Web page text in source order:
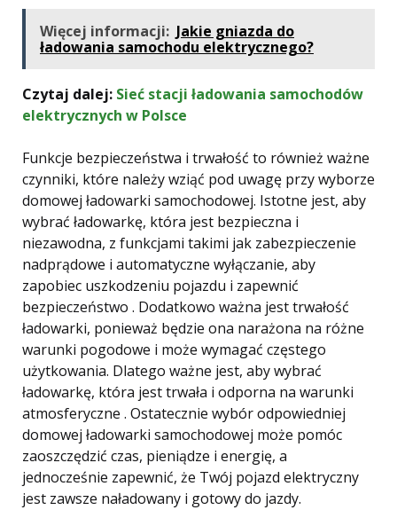
Więcej informacji: Jakie gniazda do
ładowania samochodu elektrycznego?
Czytaj dalej: Sieć stacji ładowania samochodów
elektrycznych w Polsce
Funkcje bezpieczeństwa i trwałość to również ważne
czynniki, które należy wziąć pod uwagę przy wyborze
domowej ładowarki samochodowej. Istotne jest, aby
wybrać ładowarkę, która jest bezpieczna i
niezawodna, z funkcjami takimi jak zabezpieczenie
nadprądowe i automatyczne wyłączanie, aby
zapobiec uszkodzeniu pojazdu i zapewnić
bezpieczeństwo . Dodatkowo ważna jest trwałość
ładowarki, ponieważ będzie ona narażona na różne
warunki pogodowe i może wymagać częstego
użytkowania. Dlatego ważne jest, aby wybrać
ładowarkę, która jest trwała i odporna na warunki
atmosferyczne . Ostatecznie wybór odpowiedniej
domowej ładowarki samochodowej może pomóc
zaoszczędzić czas, pieniądze i energię, a
jednocześnie zapewnić, że Twój pojazd elektryczny
jest zawsze naładowany i gotowy do jazdy.